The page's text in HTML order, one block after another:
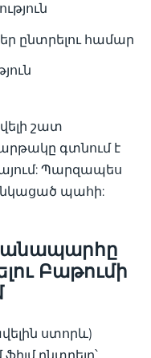
ընտրելու համար
շատ
գտնում է
Պարզապես
պահի:
Բաթումի
ստորև)